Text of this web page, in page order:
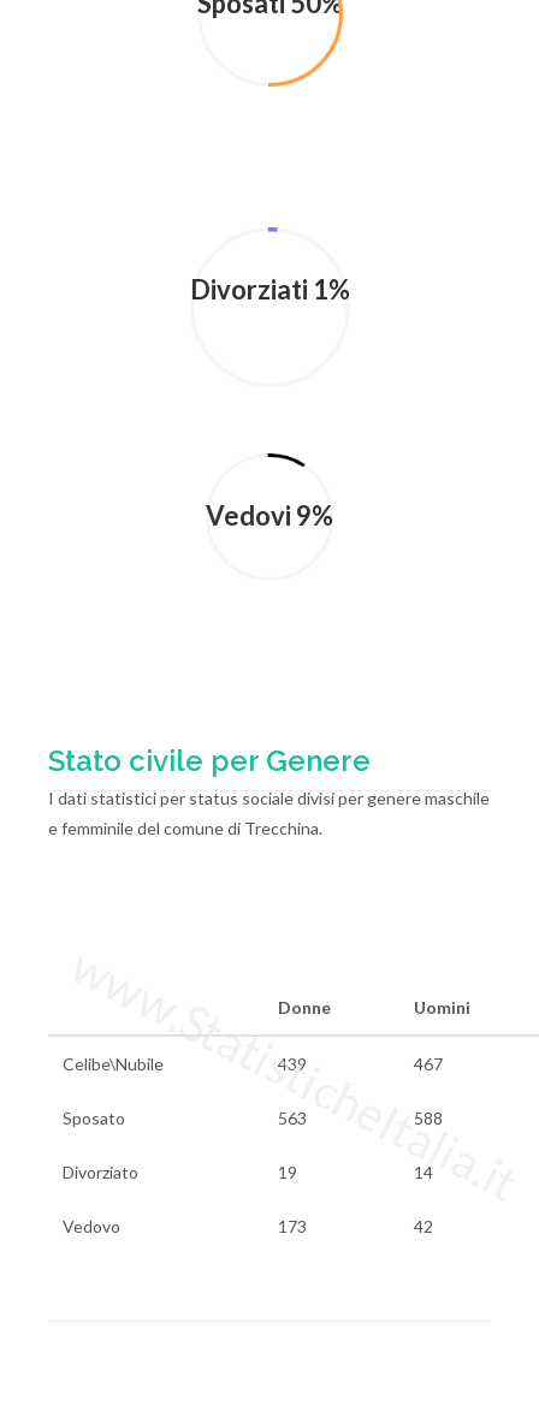
Divorziati 1%
Vedovi 9%
Stato civile per Genere
I dati statistici per status sociale divisi per genere maschile
e femminile del comune di Trecchina.
Donne Uomini
Celibe\Nubile 439 467
Sposato 563 588
Divorziato 19 14
Vedovo 173 42
www.StatisticheItalia.it